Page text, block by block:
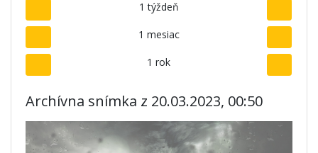
1 týždeň
1 mesiac
1 rok
Archívna snímka z 20.03.2023, 00:50